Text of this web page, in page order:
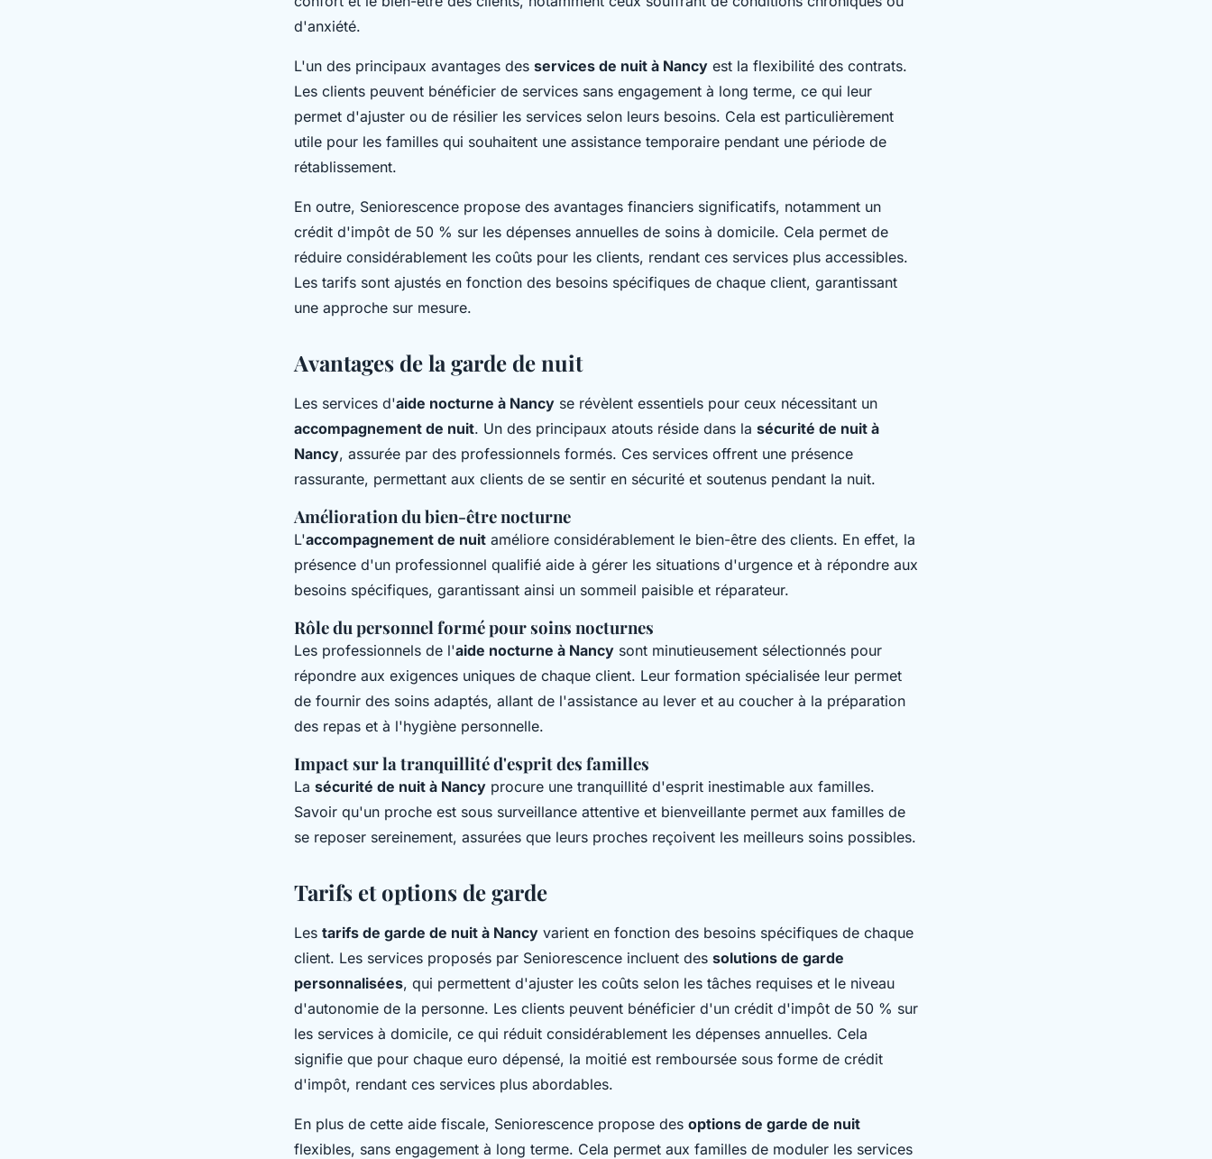
d'anxiété.
L'un des principaux avantages des services de nuit à Nancy est la flexibilité des contrats.
Les clients peuvent bénéficier de services sans engagement à long terme, ce qui leur
permet d'ajuster ou de résilier les services selon leurs besoins. Cela est particulièrement
utile pour les familles qui souhaitent une assistance temporaire pendant une période de
rétablissement.
En outre, Seniorescence propose des avantages financiers significatifs, notamment un
crédit d'impôt de 50 % sur les dépenses annuelles de soins à domicile. Cela permet de
réduire considérablement les coûts pour les clients, rendant ces services plus accessibles.
Les tarifs sont ajustés en fonction des besoins spécifiques de chaque client, garantissant
une approche sur mesure.
Avantages de la garde de nuit
Les services d'aide nocturne à Nancy se révèlent essentiels pour ceux nécessitant un
accompagnement de nuit. Un des principaux atouts réside dans la sécurité de nuit à
Nancy, assurée par des professionnels formés. Ces services offrent une présence
rassurante, permettant aux clients de se sentir en sécurité et soutenus pendant la nuit.
Amélioration du bien-être nocturne
L'accompagnement de nuit améliore considérablement le bien-être des clients. En effet, la
présence d'un professionnel qualifié aide à gérer les situations d'urgence et à répondre aux
besoins spécifiques, garantissant ainsi un sommeil paisible et réparateur.
Rôle du personnel formé pour soins nocturnes
Les professionnels de l'aide nocturne à Nancy sont minutieusement sélectionnés pour
répondre aux exigences uniques de chaque client. Leur formation spécialisée leur permet
de fournir des soins adaptés, allant de l'assistance au lever et au coucher à la préparation
des repas et à l'hygiène personnelle.
Impact sur la tranquillité d'esprit des familles
La sécurité de nuit à Nancy procure une tranquillité d'esprit inestimable aux familles.
Savoir qu'un proche est sous surveillance attentive et bienveillante permet aux familles de
se reposer sereinement, assurées que leurs proches reçoivent les meilleurs soins possibles.
Tarifs et options de garde
Les tarifs de garde de nuit à Nancy varient en fonction des besoins spécifiques de chaque
client. Les services proposés par Seniorescence incluent des solutions de garde
personnalisées, qui permettent d'ajuster les coûts selon les tâches requises et le niveau
d'autonomie de la personne. Les clients peuvent bénéficier d'un crédit d'impôt de 50 % sur
les services à domicile, ce qui réduit considérablement les dépenses annuelles. Cela
signifie que pour chaque euro dépensé, la moitié est remboursée sous forme de crédit
d'impôt, rendant ces services plus abordables.
En plus de cette aide fiscale, Seniorescence propose des options de garde de nuit
flexibles, sans engagement à long terme. Cela permet aux familles de moduler les services